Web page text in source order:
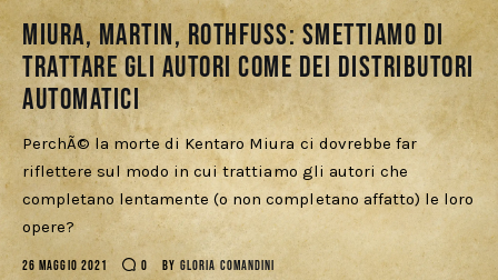
Download
Miura, Martin, Rothfuss: smettiamo di
trattare gli autori come dei distributori
automatici
PerchÃ© la morte di Kentaro Miura ci dovrebbe far
riflettere sul modo in cui trattiamo gli autori che
completano lentamente (o non completano affatto) le loro
opere?
26 MAGGIO 2021 0 BY GLORIA COMANDINI